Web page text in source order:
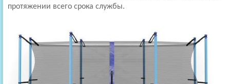
протяжении всего срока службы.